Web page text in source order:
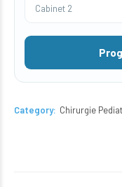
Cabinet 2
Category Chirurgie